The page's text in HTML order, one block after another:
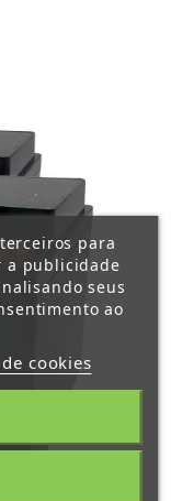
para
a publicidade
seus
ao
cookies